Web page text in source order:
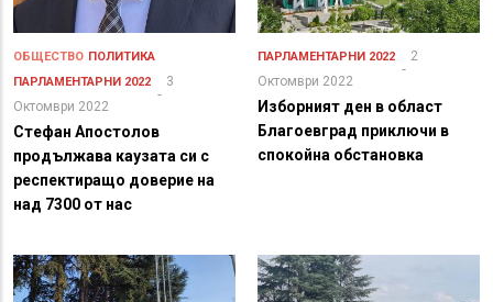
ОБЩЕСТВО ПОЛИТИКА
ПАРЛАМЕНТАРНИ 2022
3
Октомври 2022
Стефан Апостолов
продължава каузата си с
респектиращо доверие на
над 7300 от нас
ПАРЛАМЕНТАРНИ 2022
2
Октомври 2022
Изборният ден в област
Благоевград приключи в
спокойна обстановка